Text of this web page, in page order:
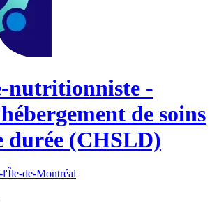
nutritionniste -
de soins
durée (CHSLD)
de-Montréal